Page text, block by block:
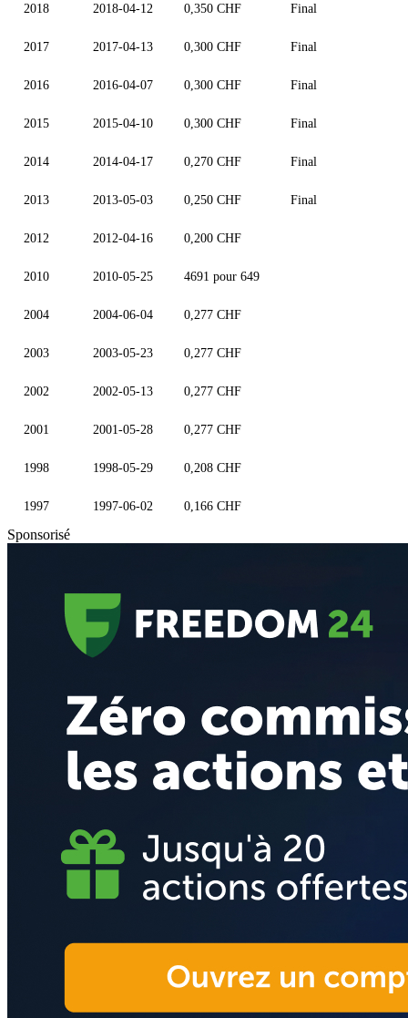
2018 2018-04-12 0,350 CHF Final
2017 2017-04-13 0,300 CHF Final
2016 2016-04-07 0,300 CHF Final
2015 2015-04-10 0,300 CHF Final
2014 2014-04-17 0,270 CHF Final
2013 2013-05-03 0,250 CHF Final
2012 2012-04-16 0,200 CHF
2010 2010-05-25 4691 pour 649
2004 2004-06-04 0,277 CHF
2003 2003-05-23 0,277 CHF
2002 2002-05-13 0,277 CHF
2001 2001-05-28 0,277 CHF
1998 1998-05-29 0,208 CHF
1997 1997-06-02 0,166 CHF
Sponsorisé